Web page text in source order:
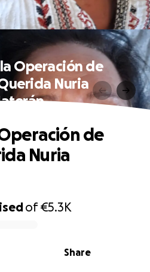
Operación de
Nuria
of€5.3K
Share
de
Nuria